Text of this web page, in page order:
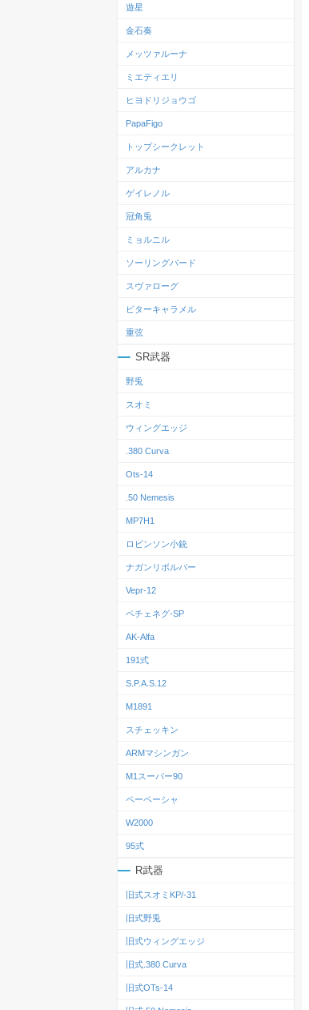
遊星
金石奏
メッツァルーナ
ミエティエリ
ヒヨドリジョウゴ
PapaFigo
トップシークレット
アルカナ
ゲイレノル
冠角兎
ミョルニル
ソーリングバード
スヴァローグ
ビターキャラメル
重弦
SR武器
野兎
スオミ
ウィングエッジ
.380 Curva
Ots‐14
.50 Nemesis
MP7H1
ロビンソン小銃
ナガンリボルバー
Vepr-12
ペチェネグ-SP
AK-Alfa
191式
S.P.A.S.12
M1891
スチェッキン
ARMマシンガン
M1スーパー90
ペーペーシャ
W2000
95式
R武器
旧式スオミKP/-31
旧式野兎
旧式ウィングエッジ
旧式.380 Curva
旧式OTs‐14